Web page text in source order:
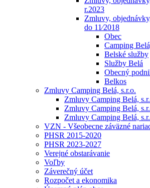
r.2023
Zmluvy,
do 11⁄2018
Obec
Camping
Belské služby
Služby Belá
Obecný
Belkos
Zmluvy Camping Belá, s.r.o.
Zmluvy Camping Belá,
Zmluvy Camping Belá,
Zmluvy Camping Belá,
VZN - Všeobecne záväzné
PHSR 2015-2020
PHSR 2023-2027
Verejné obstarávanie
Voľby
Záverečný účet
Rozpočet a ekonomika